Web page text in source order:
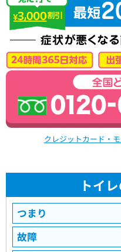
クレジットカード・
トイ
つまり
故障